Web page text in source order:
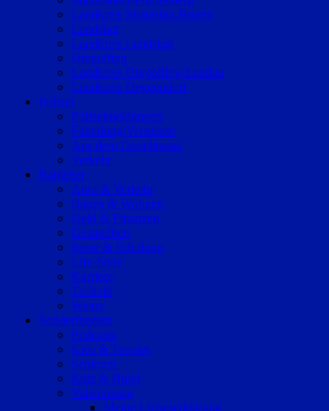
Landkreis Straubing-Bogen
Landshut
Landkreis Landshut
Dingolfing
Landkreis Dingolfing-Landau
Landkreis Deggendorf
Polizei
Polizeimeldungen
Fahndung/Vermisste
Aus dem Gerichtssaal
Verkehr
Ratgeber
Auto & Verkehr
Bauen & Wohnen
Geld & Finanzen
Gesundheit
Reise & Erholung
Life-Style
Karriere
Technik
Wetter
Sonderthemen
Podcasts
Kids & Teenies
Senioren
Katz & Hund
Valentinstag
Meine Liebeserklärung